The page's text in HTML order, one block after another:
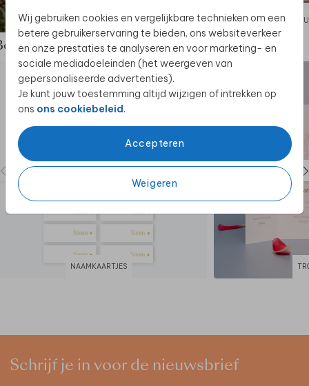
Wij gebruiken cookies en vergelijkbare technieken om een
betere gebruikerservaring te bieden, ons websiteverkeer
en onze prestaties te analyseren en voor marketing- en
sociale mediadoeleinden (het weergeven van
gepersonaliseerde advertenties).
Je kunt jouw toestemming altijd wijzigen of intrekken op
ons ons cookiebeleid.
Accepteren
Weigeren
BRUILOFTSBORD
de complete set
NAAMKAARTJES
Schrijf je in voor de nieuwsbrief